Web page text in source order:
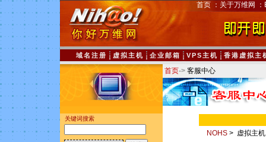
首页 ： 关于万维网 ：
域名注册 虚拟主机 企业邮箱 VPS主机 香港虚拟主
关键词搜索
首页-> 客服中心
NOHS> 虚拟主机